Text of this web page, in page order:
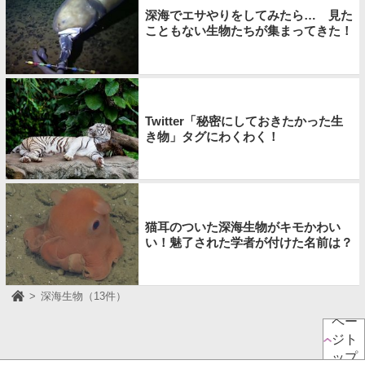
深海でエサやりをしてみたら… 見た
こともない生物たちが集まってきた！
Twitter「秘密にしておきたかった生
き物」タグにわくわく！
猫耳のついた深海生物がキモかわい
い！魅了された学者が付けた名前は？
深海生物（13件）
ペー
ジト
ップ